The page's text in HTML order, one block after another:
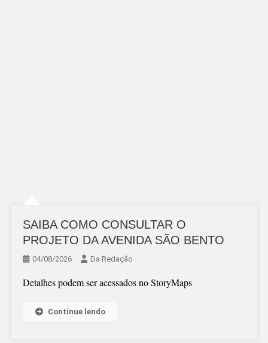
SAIBA COMO CONSULTAR O
PROJETO DA AVENIDA SÃO BENTO
04/08/2026 Da Redação
Detalhes podem ser acessados no StoryMaps
Continue lendo